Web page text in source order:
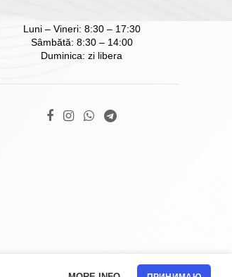
Luni – Vineri: 8:30 – 17:30
Sâmbătă: 8:30 – 14:00
Duminica: zi libera